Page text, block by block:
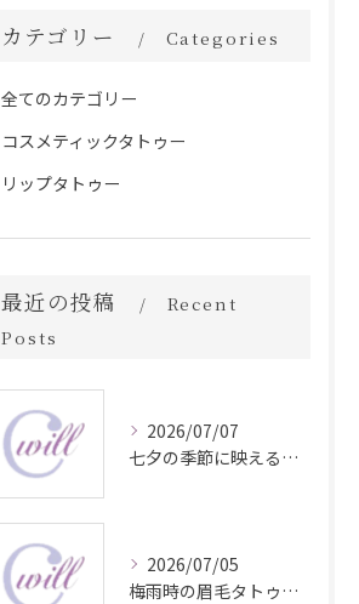
カテゴリー Categories
全てのカテゴリー
コスメティックタトゥー
リップタトゥー
最近の投稿
Recent
Posts
2026/07/07
七夕の季節に映える眉毛タトゥー技術
2026/07/05
梅雨時の眉毛タトゥー美容法